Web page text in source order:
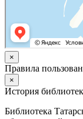
×
Правила
×
История
Библиотека